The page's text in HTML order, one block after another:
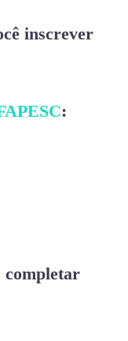
inscrever
:
completar